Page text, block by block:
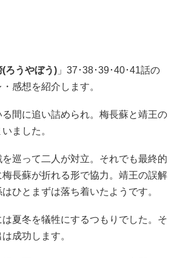
(ろうやぼう) 」37･38･39･40･41話の
感想を紹介します。
間に追い詰められ。梅長蘇と靖王の
ました。
巡って二人が対立。それでも最終的
長蘇が折れる形で協力。靖王の誤解
ひとまずは落ち着いたようです。
夏冬を犠牲にするつもりでした。そ
成功します。